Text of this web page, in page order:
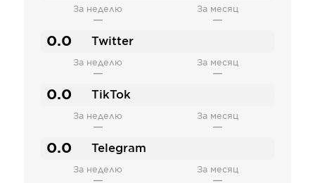
За неделю
—
За месяц
—
0.0 Twitter
За неделю
—
За месяц
—
0.0 TikTok
За неделю
—
За месяц
—
0.0 Telegram
За неделю За месяц